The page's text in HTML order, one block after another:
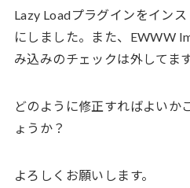
Lazy Loadプラグインをイン
にしました。また、EWWW
み込みのチェックは外してます
どのように修正すればよいか
ょうか？
よろしくお願いします。